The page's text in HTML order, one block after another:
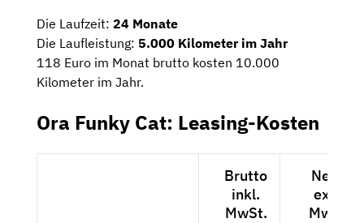
Die Laufzeit: 24 Monate
Die Laufleistung: 5.000 Kilometer im Jahr
118 Euro im Monat brutto kosten 10.000
Kilometer im Jahr.
Ora Funky Cat: Leasing-Kosten
Brutto
inkl.
MwSt.
Netto
exkl.
MwSt.